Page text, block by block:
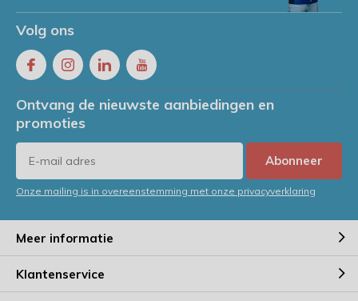
Volg ons
Ontvang de nieuwste aanbiedingen en
promoties
Abonneer
Onze mailing is in overeenstemming met onze privacyverklaring
Meer informatie
Klantenservice